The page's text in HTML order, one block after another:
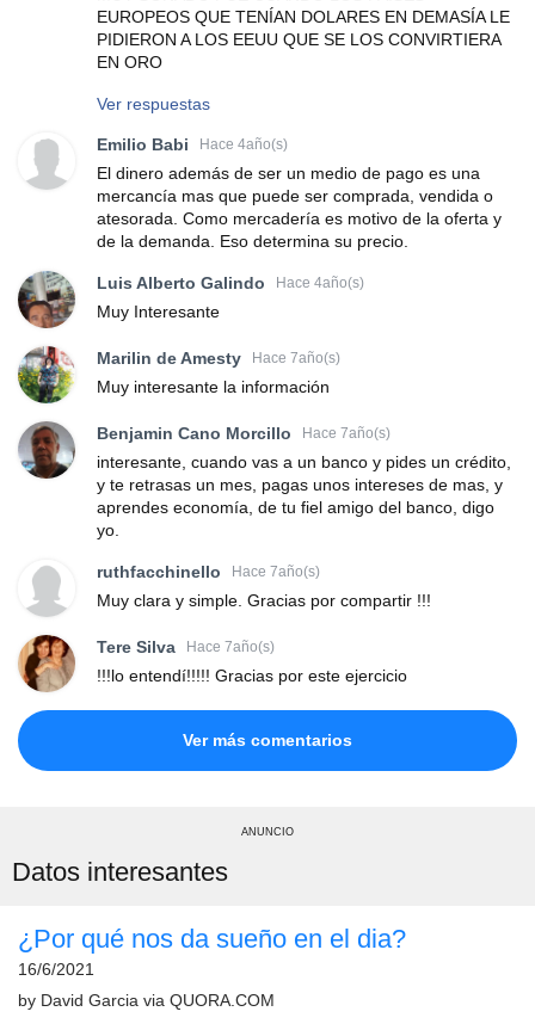
EUROPEOS QUE TENÍAN DOLARES EN DEMASÍA LE
PIDIERON A LOS EEUU QUE SE LOS CONVIRTIERA
EN ORO
Ver respuestas
Emilio Babi Hace 4año(s)
El dinero además de ser un medio de pago es una
mercancía mas que puede ser comprada, vendida o
atesorada. Como mercadería es motivo de la oferta y
de la demanda. Eso determina su precio.
Luis Alberto Galindo Hace 4año(s)
Muy Interesante
Marilin de Amesty Hace 7año(s)
Muy interesante la información
Benjamin Cano Morcillo Hace 7año(s)
interesante, cuando vas a un banco y pides un crédito,
y te retrasas un mes, pagas unos intereses de mas, y
aprendes economía, de tu fiel amigo del banco, digo
yo.
ruthfacchinello Hace 7año(s)
Muy clara y simple. Gracias por compartir !!!
Tere Silva Hace 7año(s)
!!!lo entendí!!!!! Gracias por este ejercicio
Ver más comentarios
ANUNCIO
Datos interesantes
¿Por qué nos da sueño en el dia?
16/6/2021
by David Garcia via QUORA.COM